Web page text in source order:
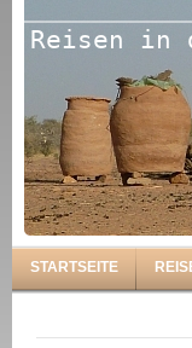
Reisen in
STARTSEITE